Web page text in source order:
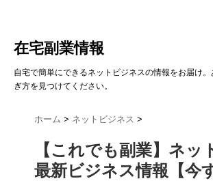
在宅副業情報
自宅で簡単にできるネットビジネスの情報をお届け
ぎ方を見つけてください。
ホーム > ネットビジネス >
【これでも副業】ネッ
最新ビジネス情報【今